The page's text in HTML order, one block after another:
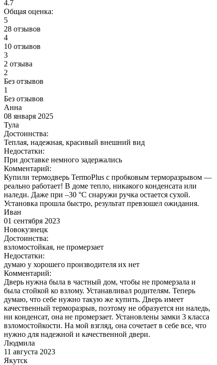
4.7
Общая оценка:
5
28 отзывов
4
10 отзывов
3
2 отзыва
2
Без отзывов
1
Без отзывов
Анна
08 января 2025
Тула
Достоинства:
Теплая, надежная, красивый внешний вид
Недостатки:
При доставке немного задержались
Комментарий:
Купили термодверь TermoPlus с пробковым терморазрывом —
реально работает! В доме тепло, никакого конденсата или
наледи. Даже при –30 °C снаружи ручка остается сухой.
Установка прошла быстро, результат превзошел ожидания.
Иван
01 сентября 2023
Новокузнецк
Достоинства:
взломостойкая, не промерзает
Недостатки:
думаю у хорошего производителя их нет
Комментарий:
Дверь нужна была в частный дом, чтобы не промерзала и
была стойкой ко взлому. Устанавливал родителям. Теперь
думаю, что себе нужно такую же купить. Дверь имеет
качественный терморазрыв, поэтому не образуется ни наледь,
ни конденсат, она не промерзает. Установлены замки 3 класса
взломостойкости. На мой взгляд, она сочетает в себе все, что
нужно для надежной и качественной двери.
Людмила
11 августа 2023
Якутск